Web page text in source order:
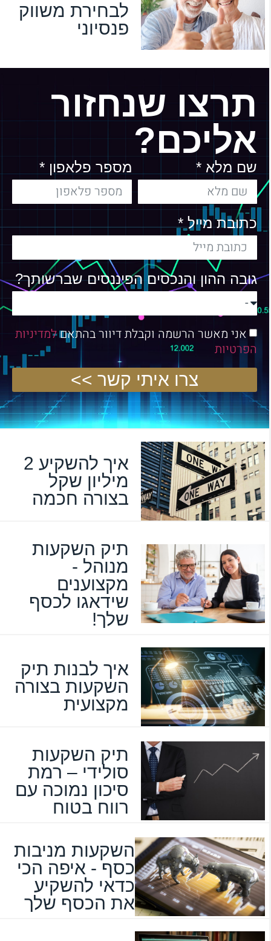
לבחירת משווק
פנסיוני
תרצו שנחזור
אליכם?
שם מלא * מספר פלאפון *
כתובת מייל *
גובה ההון והנכסים הפיננסים שברשותך?
אני מאשר הרשמה וקבלת דיוור בהתאםלמדיניות
הפרטיות
צרו איתי קשר >>
איך להשקיע 2
מיליון שקל
בצורה חכמה
תיק השקעות
מנוהל -
מקצוענים
שידאגו לכסף
שלך!
איך לבנות תיק
השקעות בצורה
מקצועית
תיק השקעות
סולידי – רמת
סיכון נמוכה עם
רווח בטוח
השקעות מניבות
כסף - איפה הכי
כדאי להשקיע
את הכסף שלך